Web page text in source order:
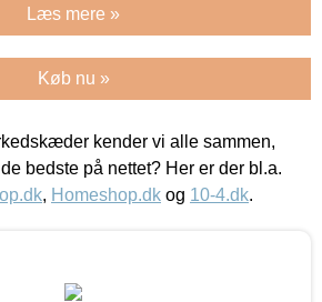
Læs mere »
Køb nu »
kender vi alle sammen,
bedste på nettet? Her er der bl.a.
, Homeshop.dk og 10-4.dk.